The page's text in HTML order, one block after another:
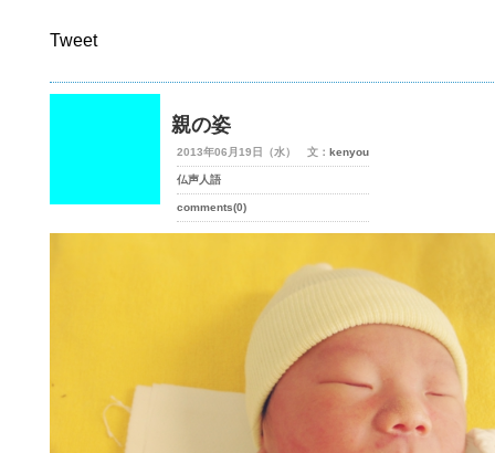
Tweet
親の姿
2013年06月19日（水） 文： kenyou
仏声人語
comments(0)